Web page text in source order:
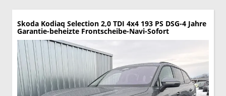
Skoda Kodiaq Selection 2,0 TDI 4x4 193 PS DSG-4 Jahre
Garantie-beheizte Frontscheibe-Navi-Sofort